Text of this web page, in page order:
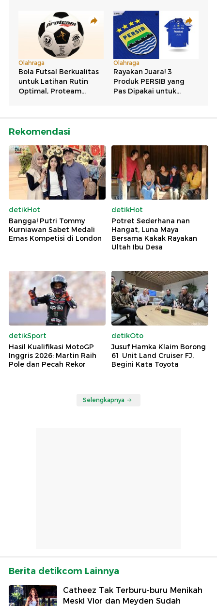
Rekomendasi
detikHot
Bangga! Putri Tommy
Kurniawan Sabet Medali
Emas Kompetisi di London
detikHot
Potret Sederhana nan
Hangat, Luna Maya
Bersama Kakak Rayakan
Ultah Ibu Desa
detikSport
Hasil Kualifikasi MotoGP
Inggris 2026: Martin Raih
Pole dan Pecah Rekor
detikOto
Jusuf Hamka Klaim Borong
61 Unit Land Cruiser FJ,
Begini Kata Toyota
Selengkapnya
Berita detikcom Lainnya
Catheez Tak Terburu-buru Menikah
Meski Vior dan Meyden Sudah